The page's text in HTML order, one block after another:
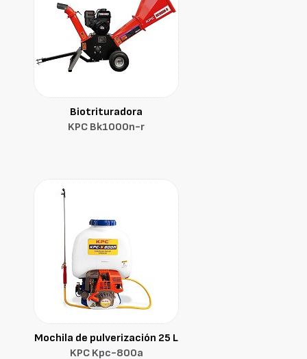
Biotrituradora
KPC Bk1000n-r
Mochila de pulverización 25 L
KPC Kpc-800a